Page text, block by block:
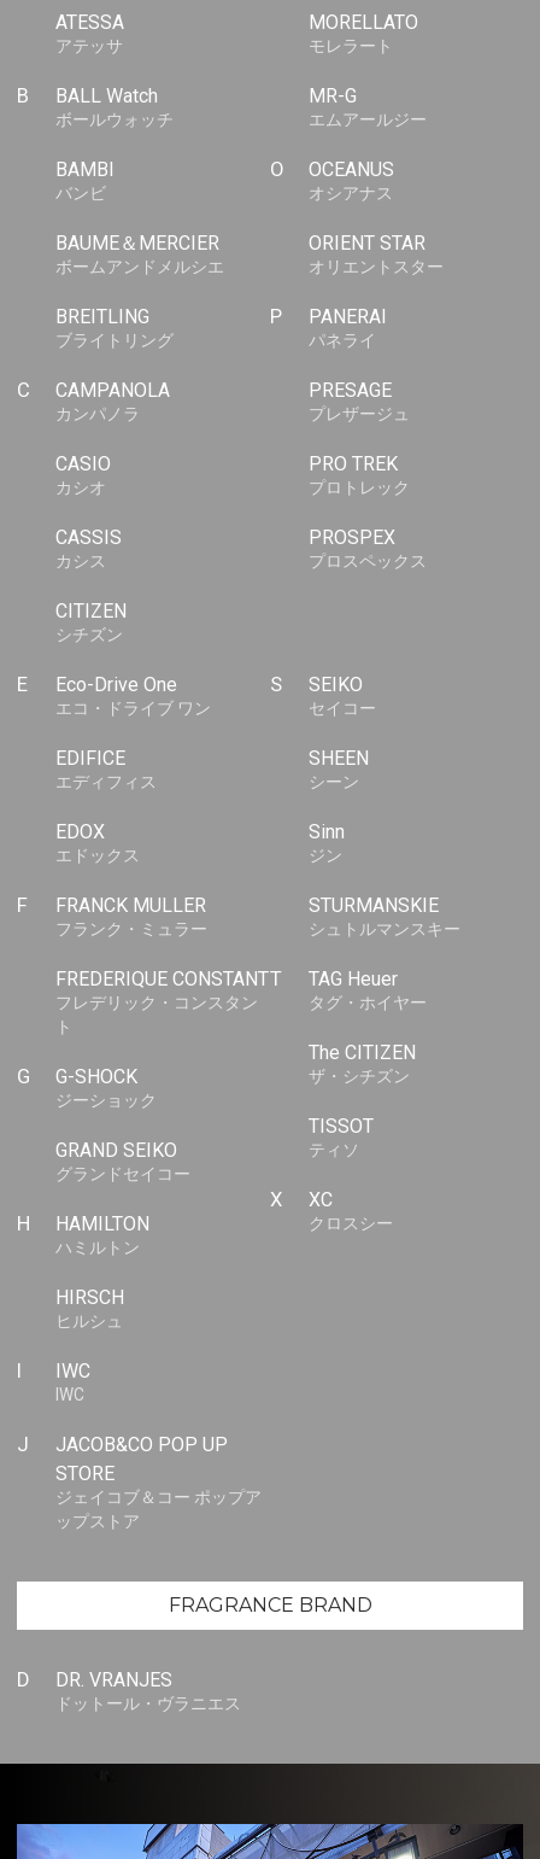
ATESSA
アテッサ
B BALL Watch
ボールウォッチ
BAMBI
バンビ
BAUME＆MERCIER
ボームアンドメルシエ
BREITLING
ブライトリング
C CAMPANOLA
カンパノラ
CASIO
カシオ
CASSIS
カシス
CITIZEN
シチズン
E Eco-Drive One
エコ・ドライブ ワン
EDIFICE
エディフィス
EDOX
エドックス
F FRANCK MULLER
フランク・ミュラー
FREDERIQUE CONSTANT
フレデリック・コンスタン
ト
G G-SHOCK
ジーショック
GRAND SEIKO
グランドセイコー
H HAMILTON
ハミルトン
HIRSCH
ヒルシュ
I IWC
IWC
J
JACOB&CO POP UP
STORE
ジェイコブ＆コー ポップア
ップストア
MORELLATO
モレラート
MR-G
エムアールジー
O OCEANUS
オシアナス
ORIENT STAR
オリエントスター
P PANERAI
パネライ
PRESAGE
プレザージュ
PRO TREK
プロトレック
PROSPEX
プロスペックス
S SEIKO
セイコー
SHEEN
シーン
Sinn
ジン
STURMANSKIE
シュトルマンスキー
T TAG Heuer
タグ・ホイヤー
The CITIZEN
ザ・シチズン
TISSOT
ティソ
X XC
クロスシー
FRAGRANCE BRAND
D DR. VRANJES
ドットール・ヴラニエス